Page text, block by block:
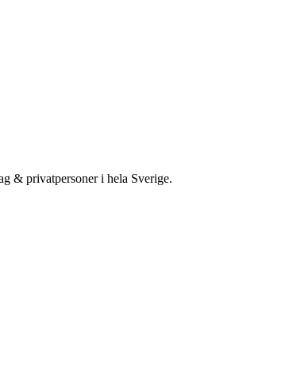
& privatpersoner i hela Sverige.